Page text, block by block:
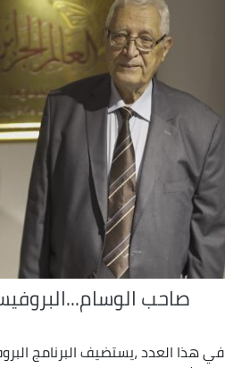
صاحب
في هذا العدد ،يستضيف البرنامج